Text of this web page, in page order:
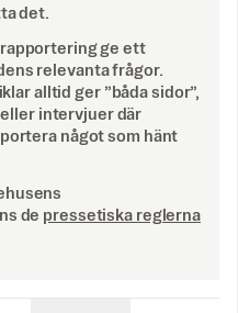
det.
rapportering ge ett
relevanta frågor.
alltid ger ”båda sidor”,
intervjuer där
något som hänt
de pressetiska reglerna